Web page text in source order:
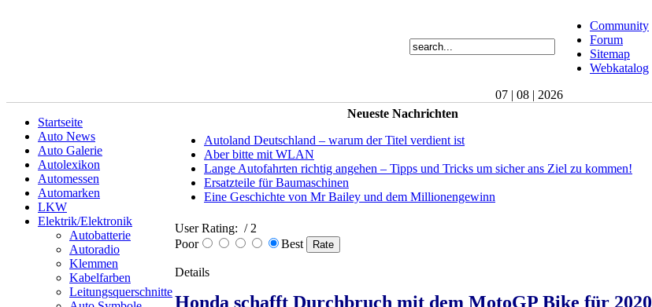
Community
Forum
Sitemap
Webkatalog
07 | 08 | 2026
Startseite
Auto News
Auto Galerie
Autolexikon
Automessen
Automarken
LKW
Elektrik/Elektronik
Autobatterie
Autoradio
Klemmen
Kabelfarben
Leitungsquerschnitte
Neueste Nachrichten
Autoland Deutschland – warum der Titel verdient ist
Aber bitte mit WLAN
Lange Autofahrten richtig angehen – Tipps und Tricks um sicher ans Ziel zu kommen!
Ersatzteile für Baumaschinen
Eine Geschichte von Mr Bailey und dem Millionengewinn
User Rating: / 2
Poor
Best
Details
Honda schafft Durchbruch mit dem MotoGP Bike für 2020